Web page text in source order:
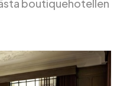
boutiquehotellen